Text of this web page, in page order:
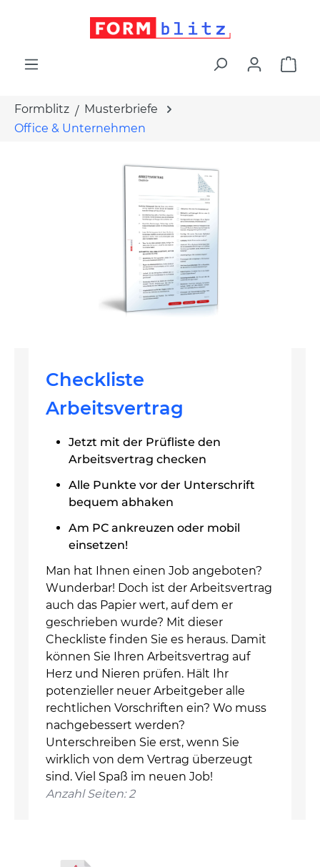
Formblitz
Musterbriefe
Office & Unternehmen
Checkliste
Arbeitsvertrag
Jetzt mit der Prüfliste den
Arbeitsvertrag checken
Alle Punkte vor der Unterschrift
bequem abhaken
Am PC ankreuzen oder mobil
einsetzen!
Man hat Ihnen einen Job angeboten?
Wunderbar! Doch ist der Arbeitsvertrag
auch das Papier wert, auf dem er
geschrieben wurde? Mit dieser
Checkliste finden Sie es heraus. Damit
können Sie Ihren Arbeitsvertrag auf
Herz und Nieren prüfen. Hält Ihr
potenzieller neuer Arbeitgeber alle
rechtlichen Vorschriften ein? Wo muss
nachgebessert werden?
Unterschreiben Sie erst, wenn Sie
wirklich von dem Vertrag überzeugt
sind. Viel Spaß im neuen Job!
Anzahl Seiten: 2